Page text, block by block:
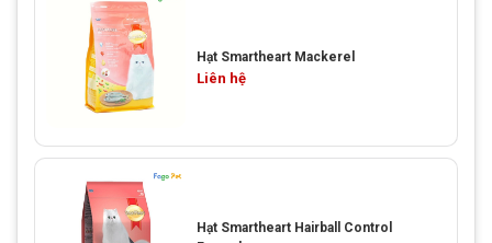
Hạt Smartheart Mackerel
Liên hệ
Hạt Smartheart Hairball Control